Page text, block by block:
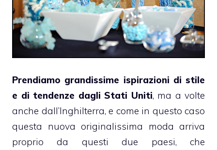
Prendiamo grandissime ispirazioni di stile
e di tendenze dagli Stati Uniti, ma a volte
anche dall’Inghilterra, e come in questo caso
questa nuova originalissima moda arriva
proprio da questi due paesi, che